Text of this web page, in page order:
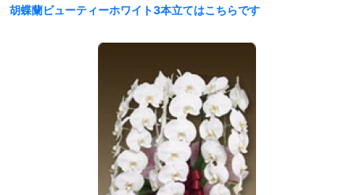
胡蝶蘭ビューティーホワイト3本立てはこちらです